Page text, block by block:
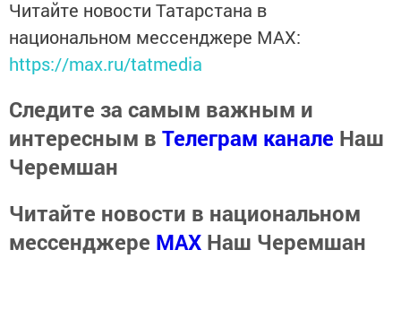
Читайте новости Татарстана в
национальном мессенджере MАХ:
https://max.ru/tatmedia
Следите за самым важным и
интересным в Телеграм канале Наш
Черемшан
Читайте новости в национальном
мессенджере MАХ Наш Черемшан